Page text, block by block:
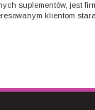
suplementów, jest
klientom